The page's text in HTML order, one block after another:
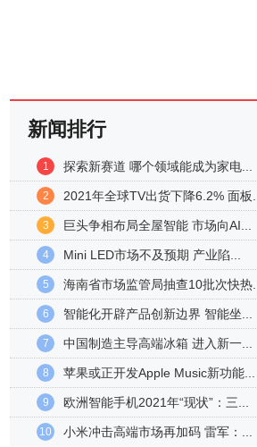
新闻排行
1 探索新赛道 哪个领域能成为家电...
2 2021年全球TV出货下降6.2% 面板...
3 巨头争相布局全屋智能 市场向AI...
4 Mini LED市场不及预期 产业陷...
5 海南省市场监管局抽查10批次快热...
6 智能化开辟产品创新边界 智能坐...
7 中国制造主导高端冰箱 进入新一...
8 苹果或正开发Apple Music新功能...
9 欧洲智能手机2021年“现状”：三...
10 小米冲击高端市场再加码 雷军：...